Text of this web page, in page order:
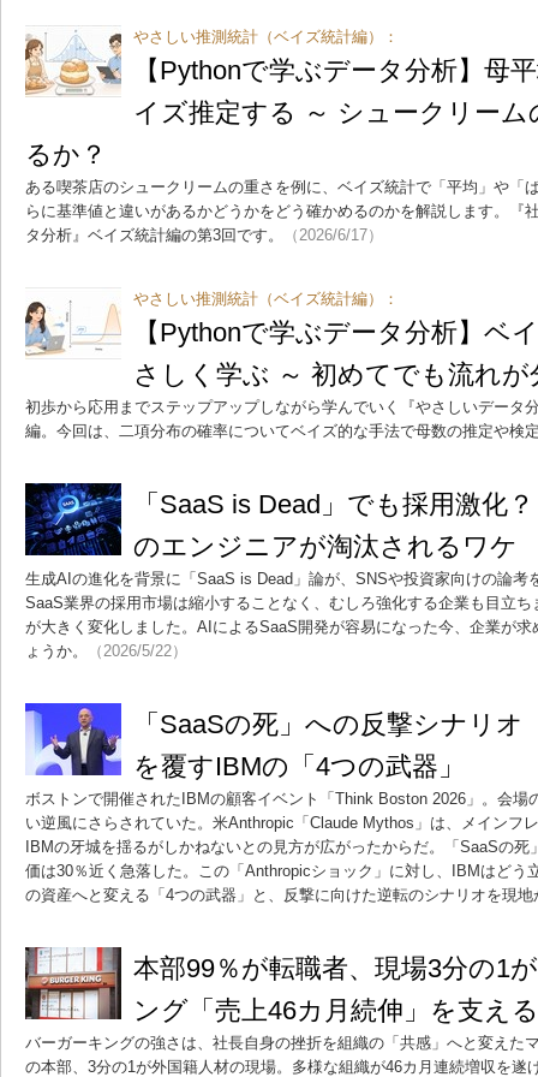
やさしい推測統計（ベイズ統計編）：
【Pythonで学ぶデータ分析】母
イズ推定する ～ シュークリー
るか？
ある喫茶店のシュークリームの重さを例に、ベイズ統計で「平均」や「
らに基準値と違いがあるかどうかをどう確かめるのかを解説します。『
タ分析』ベイズ統計編の第3回です。
（2026/6/17）
やさしい推測統計（ベイズ統計編）：
【Pythonで学ぶデータ分析】ベ
さしく学ぶ ～ 初めてでも流れが
初歩から応用までステップアップしながら学んでいく『やさしいデータ
編。今回は、二項分布の確率についてベイズ的な手法で母数の推定や検
「SaaS is Dead」でも採用激
のエンジニアが淘汰されるワケ
生成AIの進化を背景に「SaaS is Dead」論が、SNSや投資家向けの論考
SaaS業界の採用市場は縮小することなく、むしろ強化する企業も目立
が大きく変化しました。AIによるSaaS開発が容易になった今、企業が
ょうか。
（2026/5/22）
「SaaSの死」への反撃シナリ
を覆すIBMの「4つの武器」
ボストンで開催されたIBMの顧客イベント「Think Boston 2026」。会場
い逆風にさらされていた。米Anthropic「Claude Mythos」は、メインフ
IBMの牙城を揺るがしかねないとの見方が広がったからだ。「SaaSの
価は30％近く急落した。この「Anthropicショック」に対し、IBMはどう
の資産へと変える「4つの武器」と、反撃に向けた逆転のシナリオを現
本部99％が転職者、現場3分の1
ング「売上46カ月続伸」を支え
バーガーキングの強さは、社長自身の挫折を組織の「共感」へと変えた
の本部、3分の1が外国籍人材の現場。多様な組織が46カ月連続増収を遂